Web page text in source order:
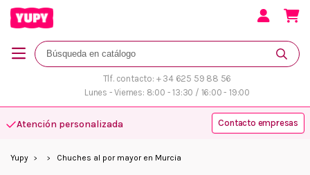
Tlf. contacto: + 34 625 59 88 56
Lunes - Viernes: 8:00 - 13:30 / 16:00 - 19:00
Atención personalizada
Más variedad y disponibilidad Contacto empresas
Yupy Chuches al por mayor en Murcia